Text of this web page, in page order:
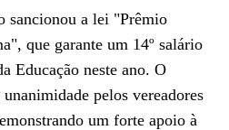
sancionou a lei "Prêmio
que garante um 14º salário
Educação neste ano. O
pelos vereadores
um forte apoio à